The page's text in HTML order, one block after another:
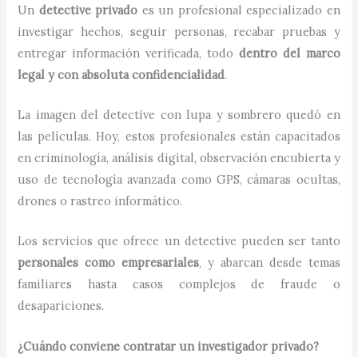
Un detective privado es un profesional especializado en
investigar hechos, seguir personas, recabar pruebas y
entregar información verificada, todo dentro del marco
legal y con absoluta confidencialidad.
La imagen del detective con lupa y sombrero quedó en
las películas. Hoy, estos profesionales están capacitados
en criminología, análisis digital, observación encubierta y
uso de tecnología avanzada como GPS, cámaras ocultas,
drones o rastreo informático.
Los servicios que ofrece un detective pueden ser tanto
personales como empresariales, y abarcan desde temas
familiares hasta casos complejos de fraude o
desapariciones.
¿Cuándo conviene contratar un investigador privado?